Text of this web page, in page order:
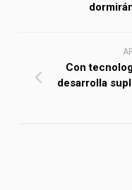
Con
desarrolla